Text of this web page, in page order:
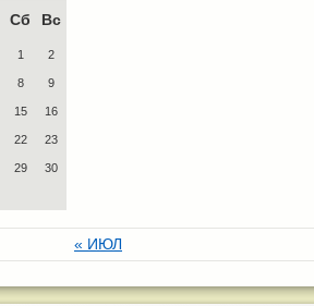
Сб Вс
1 2
8 9
15 16
22 23
29 30
« ИЮЛ